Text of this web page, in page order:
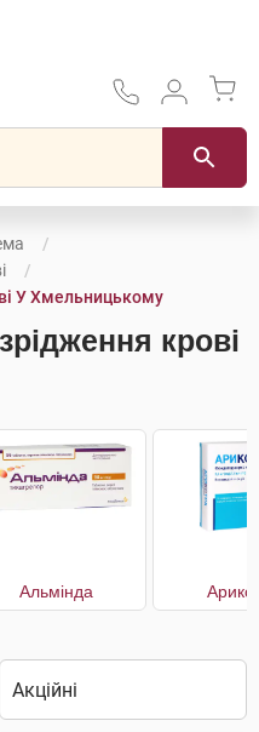
У Хмельницькому
крові
Альмінда